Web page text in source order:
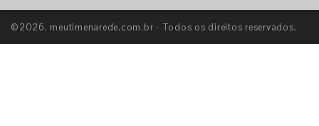
©2026. meutimenarede.com.br - Todos os direitos reservados.